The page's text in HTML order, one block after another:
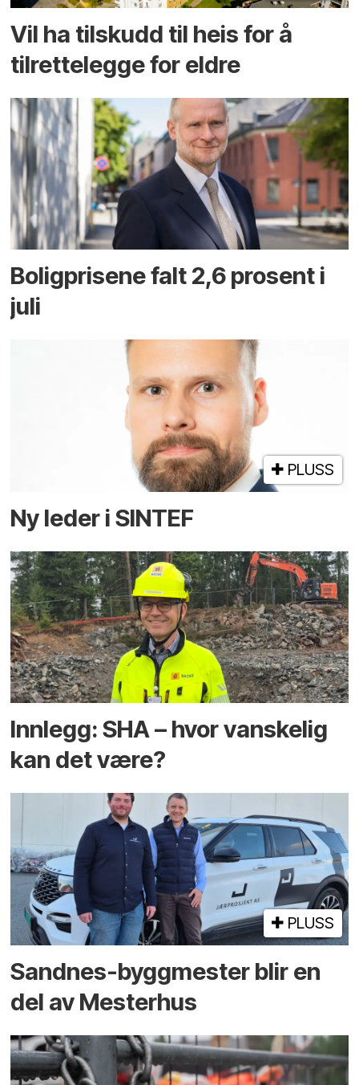
Vil ha tilskudd til heis for å
tilrettelegge for eldre
Boligprisene falt 2,6 prosent i
juli
PLUSS
Ny leder i SINTEF
Innlegg: SHA – hvor vanskelig
kan det være?
PLUSS
Sandnes-byggmester blir en
del av Mesterhus